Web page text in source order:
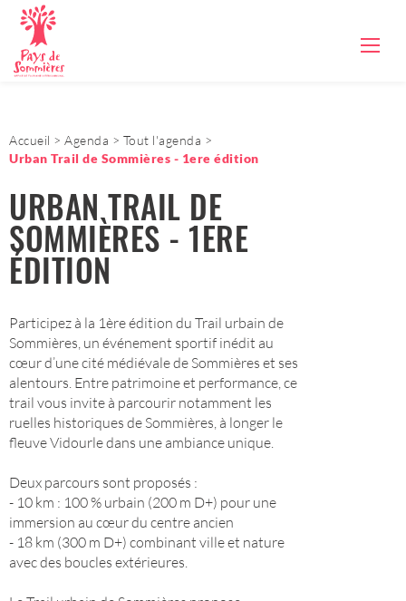
Accueil Agenda
Tout l'agenda
Urban Trail de Sommières - 1ere édition
URBAN TRAIL DE
SOMMIÈRES - 1ERE
ÉDITION
Participez à la 1ère édition du Trail urbain de
Sommières, un événement sportif inédit au
cœur d’une cité médiévale de Sommières et ses
alentours. Entre patrimoine et performance, ce
trail vous invite à parcourir notamment les
ruelles historiques de Sommières, à longer le
fleuve Vidourle dans une ambiance unique.
Deux parcours sont proposés :
- 10 km : 100 % urbain (200 m D+) pour une
immersion au cœur du centre ancien
- 18 km (300 m D+) combinant ville et nature
avec des boucles extérieures.